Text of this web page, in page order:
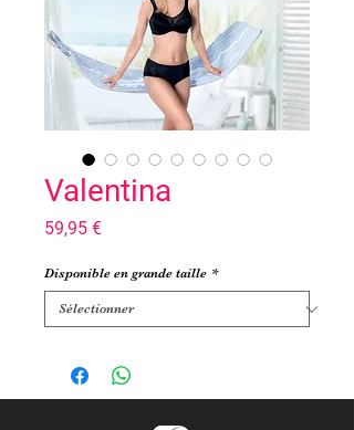
Valentina
59,95 €Prix
Disponible en grande taille *